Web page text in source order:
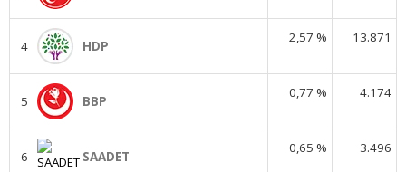
4 HDP
2,57 % 13.871
5 BBP
0,77 % 4.174
6 SAADET
0,65 % 3.496